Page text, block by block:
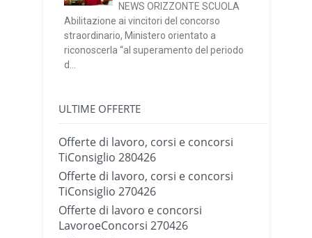
NEWS ORIZZONTE SCUOLA
Abilitazione ai vincitori del concorso
straordinario, Ministero orientato a
riconoscerla “al superamento del periodo
d...
ULTIME OFFERTE
Offerte di lavoro, corsi e concorsi
TiConsiglio 280426
Offerte di lavoro, corsi e concorsi
TiConsiglio 270426
Offerte di lavoro e concorsi
LavoroeConcorsi 270426